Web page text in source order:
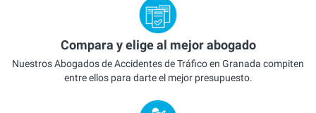
Compara y elige al mejor abogado
Nuestros Abogados de Accidentes de Tráfico en Granada compiten
entre ellos para darte el mejor presupuesto.